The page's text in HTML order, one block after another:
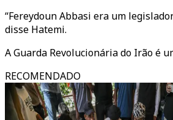
“Fereydoun Abbasi era um
disse Hatemi.
A Guarda Revolucionária do Irão é
RECOMENDADO